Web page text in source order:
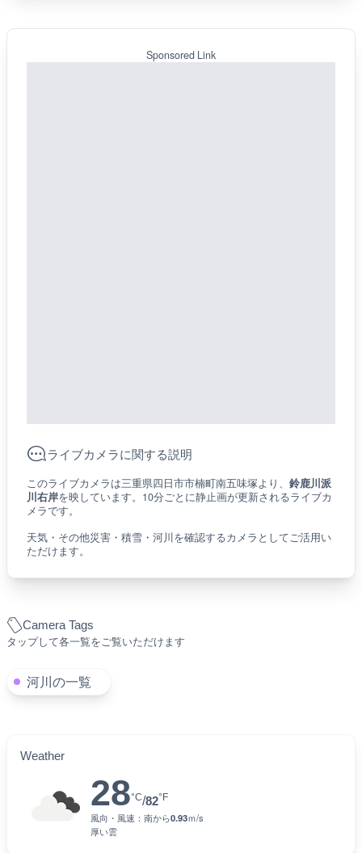
Camera Tags
タップして各一覧をご覧いただけます
河川の一覧
Weather
28°C/82°F
風向・風速： 南から0.93ｍ/s
厚い雲
Sponsored Link
ライブカメラに関する説明
このライブカメラは三重県四日市市楠町南五味塚より、 鈴鹿川派
川右岸を映しています。10分ごとに静止画が更新されるライブカ
メラです。
天気・その他災害・積雪・河川を確認するカメラとしてご活用い
ただけます。